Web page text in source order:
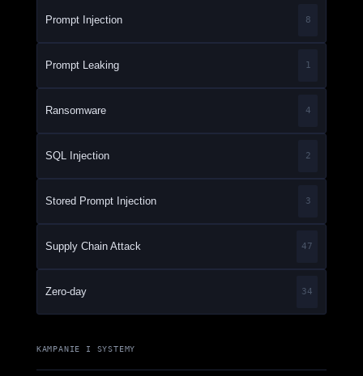
Prompt Injection 8
Prompt Leaking 1
Ransomware 4
SQL Injection 2
Stored Prompt Injection 3
Supply Chain Attack 47
Zero-day 34
KAMPANIE I SYSTEMY